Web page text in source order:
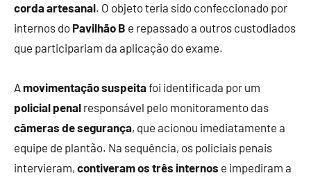
corda artesanal. O objeto teria sido confeccionado por
internos do Pavilhão B e repassado a outros custodiados
que participariam da aplicação do exame.
Amovimentação suspeitafoi identificada por um
policial penal responsável pelo monitoramento das
câmeras de segurança, que acionou imediatamente a
equipe de plantão. Na sequência, os policiais penais
intervieram, contiveram os três internos e impediram a